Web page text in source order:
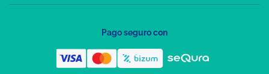
Pago seguro con